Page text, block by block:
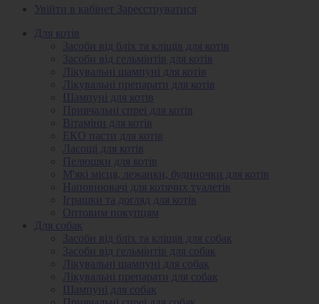
Увійти в кабінет
Зареєструватися
Для котів
Засоби від бліх та кліщів для котів
Засоби від гельмінтів для котів
Лікувальні шампуні для котів
Лікувальні препарати для котів
Шампуні для котів
Привчальні спреї для котів
Вітаміни для котів
ЕКО пасти для котів
Ласощі для котів
Пелюшки для котів
М'які місця, лежанки, будиночки для котів
Наповнювачі для котячих туалетів
Іграшки та догляд для котів
Оптовим покупцям
Для собак
Засоби від бліх та кліщів для собак
Засоби від гельмінтів для собак
Лікувальні шампуні для собак
Лікувальні препарати для собак
Шампуні для собак